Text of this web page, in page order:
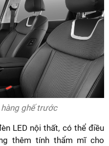
ghế trước
LED nội thất, có thể điều
thêm tính thẩm mĩ cho